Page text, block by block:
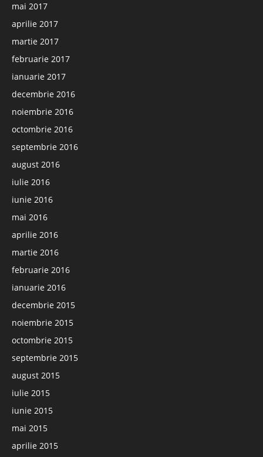
mai 2017
aprilie 2017
martie 2017
februarie 2017
ianuarie 2017
decembrie 2016
noiembrie 2016
octombrie 2016
septembrie 2016
august 2016
iulie 2016
iunie 2016
mai 2016
aprilie 2016
martie 2016
februarie 2016
ianuarie 2016
decembrie 2015
noiembrie 2015
octombrie 2015
septembrie 2015
august 2015
iulie 2015
iunie 2015
mai 2015
aprilie 2015